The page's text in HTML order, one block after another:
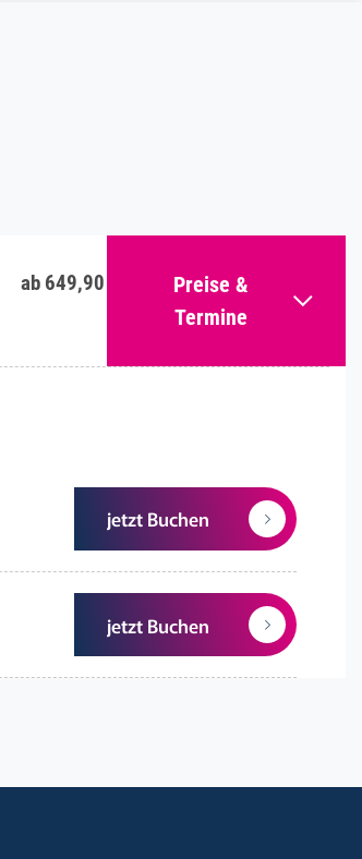
ab 649,90 €
Preise &
Termine
jetzt Buchen
jetzt Buchen